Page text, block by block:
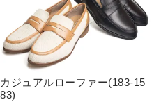
カジュアルローファー(183-15
83)